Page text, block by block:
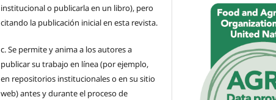
institucional o publicarla en un libro), pero
citando la publicación inicial en esta revista.
c. Se permite y anima a los autores a
publicar su trabajo en línea (por ejemplo,
en repositorios institucionales o en su sitio
web) antes y durante el proceso de